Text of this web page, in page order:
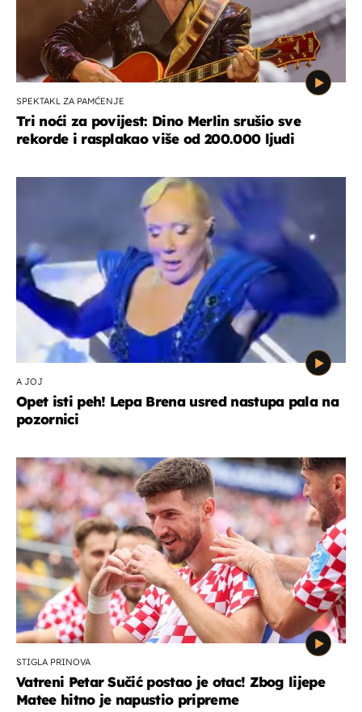
SPEKTAKL ZA PAMĆENJE
Tri noći za povijest: Dino Merlin srušio sve
rekorde i rasplakao više od 200.000 ljudi
A JOJ
Opet isti peh! Lepa Brena usred nastupa pala na
pozornici
STIGLA PRINOVA
Vatreni Petar Sučić postao je otac! Zbog lijepe
Matee hitno je napustio pripreme